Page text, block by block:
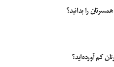
را بدانید؟
کم آورده‌اید؟